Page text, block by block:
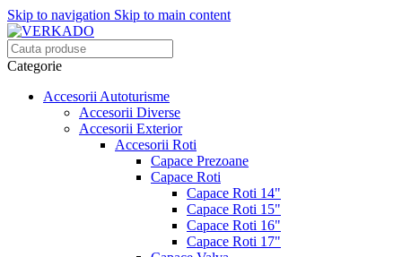
Skip to navigation Skip to main content
Categorie
Accesorii Autoturisme
Accesorii Diverse
Accesorii Exterior
Accesorii Roti
Capace Prezoane
Capace Roti
Capace Roti 14"
Capace Roti 15"
Capace Roti 16"
Capace Roti 17"